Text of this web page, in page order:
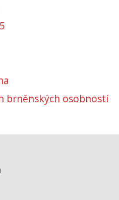
brněnských osobností